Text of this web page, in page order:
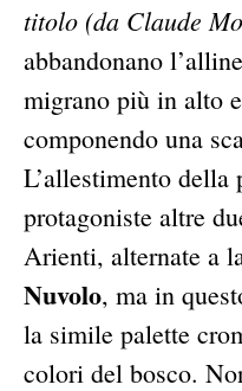
titolo (da Claude
abbandonano
migrano più in alto
componendo una
L’allestimento della
protagoniste altre
Arienti, alternate a
Nuvolo, ma in
la simile palette
colori del bosco.